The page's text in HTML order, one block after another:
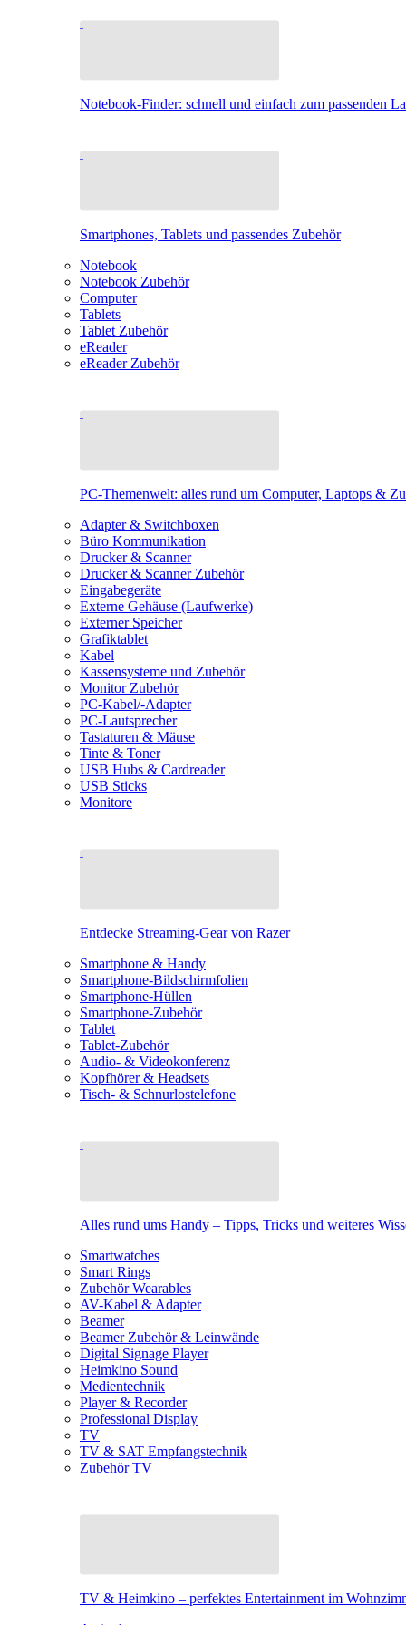
Notebook-Finder: schnell und einfach zum passenden
Smartphones, Tablets und passendes Zubehör
Notebook
Notebook Zubehör
Computer
Tablets
Tablet Zubehör
eReader
eReader Zubehör
PC-Themenwelt: alles rund um Computer, Laptops &
Adapter & Switchboxen
Büro Kommunikation
Drucker & Scanner
Drucker & Scanner Zubehör
Eingabegeräte
Externe Gehäuse (Laufwerke)
Externer Speicher
Grafiktablet
Kabel
Kassensysteme und Zubehör
Monitor Zubehör
PC-Kabel/-Adapter
PC-Lautsprecher
Tastaturen & Mäuse
Tinte & Toner
USB Hubs & Cardreader
USB Sticks
Monitore
Entdecke Streaming-Gear von Razer
Smartphone & Handy
Smartphone-Bildschirmfolien
Smartphone-Hüllen
Smartphone-Zubehör
Tablet
Tablet-Zubehör
Audio- & Videokonferenz
Kopfhörer & Headsets
Tisch- & Schnurlostelefone
Alles rund ums Handy – Tipps, Tricks und weiteres
Smartwatches
Smart Rings
Zubehör Wearables
AV-Kabel & Adapter
Beamer
Beamer Zubehör & Leinwände
Digital Signage Player
Heimkino Sound
Medientechnik
Player & Recorder
Professional Display
TV
TV & SAT Empfangstechnik
Zubehör TV
TV & Heimkino – perfektes Entertainment im